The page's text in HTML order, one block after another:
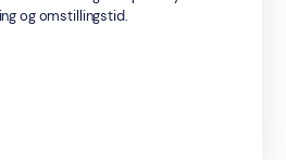
og omstillingstid.